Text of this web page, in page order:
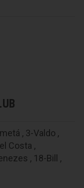
, 3-Valdo ,
Costa ,
, 18-Bill
,